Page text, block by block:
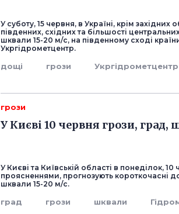
У суботу, 15 червня, в Україні, крім
південних, східних та більшості
шквали 15-20 м/с, на південному сході
Укргідрометцентр.
дощі грози Укргідрометцентр
грози
У Києві 10 червня грози,
У Києві та Київській області в понеділок,
проясненнями, прогнозують короткочасні
шквали 15-20 м/с.
град грози шквали